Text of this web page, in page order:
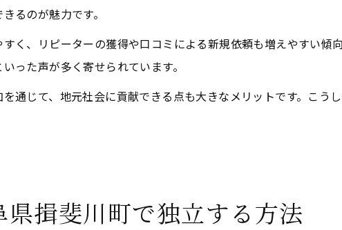
るのが魅力です。
く、リピーターの獲得や口コミによる新規依頼も増えやすい傾
った声が多く寄せられています。
通じて、地元社会に貢献できる点も大きなメリットです。こう
揖斐川町で独立する方法